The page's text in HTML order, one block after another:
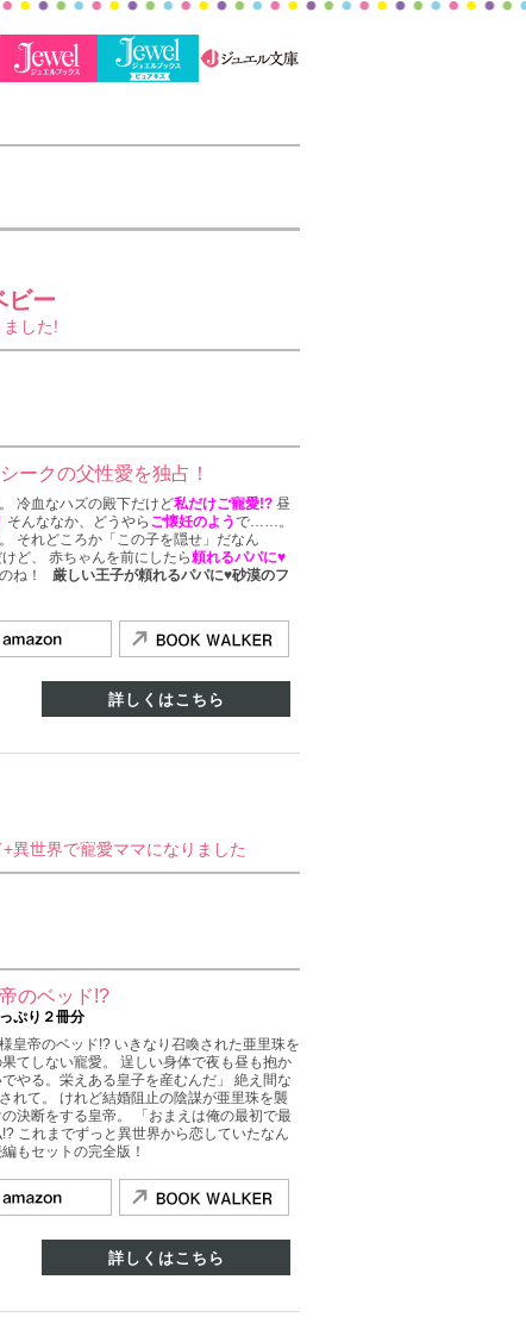
ビー
した!
ークの父性愛を独占！
冷血なハズの殿下だけど私だけご寵愛!? 昼
そんななか、どうやら ご懐妊のようで……。
それどころか「この子を隠せ」だなん
ど、 赤ちゃんを前にしたら頼れるパパに♥
ね！ 厳しい王子が頼れるパパに♥砂漠のフ
詳しくはこちら
異世界で寵愛ママになりました
のベッド!?
ぷり２冊分
皇帝のベッド!? いきなり召喚された亜里珠を
てしない寵愛。 逞しい身体で夜も昼も抱か
やる。栄えある皇子を産むんだ」 絶え間な
れて。 けれど結婚阻止の陰謀が亜里珠を襲
決断をする皇帝。 「おまえは俺の最初で最
これまでずっと異世界から恋していたなん
もセットの完全版！
詳しくはこちら